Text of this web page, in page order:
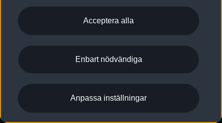
2G/3G nätet stängs ned - Hur påverkas min bil av detta?
Nyhetsbrev
Vårt hållbarhetsarbete
Lediga tjänster huvudkontor
Lediga tjänster hos Audi Återförsäljare
Kommentar till mediauppgifter om dataläcka
Anpassa inställningar för cookies
Visselblåsarkanaler
Acceptera alla
Enbart nödvändiga
Anpassa inställningar